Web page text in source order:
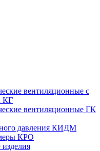
вентиляционные с
КГ
вентиляционные ГК
давления КИДМ
КРО